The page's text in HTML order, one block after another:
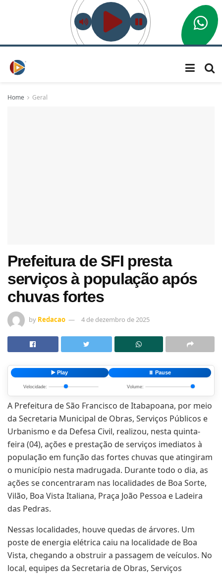
Home Geral
Prefeitura de SFI presta
serviços à população após
chuvas fortes
by Redacao 4 de dezembro de 2025
▶️ Play ⏸️ Pause
Velocidade: Volume:
A Prefeitura de São Francisco de Itabapoana, por meio
da Secretaria Municipal de Obras, Serviços Públicos e
Urbanismo e da Defesa Civil, realizou, nesta quinta-
feira (04), ações e prestação de serviços imediatos à
população em função das fortes chuvas que atingiram
o município nesta madrugada. Durante todo o dia, as
ações se concentraram nas localidades de Boa Sorte,
Vilão, Boa Vista Italiana, Praça João Pessoa e Ladeira
das Pedras.
Nessas localidades, houve quedas de árvores. Um
poste de energia elétrica caiu na localidade de Boa
Vista, chegando a obstruir a passagem de veículos. No
local, equipes da Secretaria de Obras, Serviços